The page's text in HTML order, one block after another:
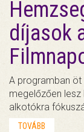
díjasok
A programban
megelőzően
alkotókra
TOVÁBB